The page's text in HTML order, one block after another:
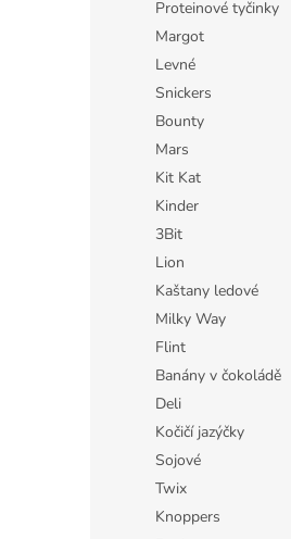
Proteinové tyčinky
Margot
Levné
Snickers
Bounty
Mars
Kit Kat
Kinder
3Bit
Lion
Kaštany ledové
Milky Way
Flint
Banány v čokoládě
Deli
Kočičí jazýčky
Sojové
Twix
Knoppers